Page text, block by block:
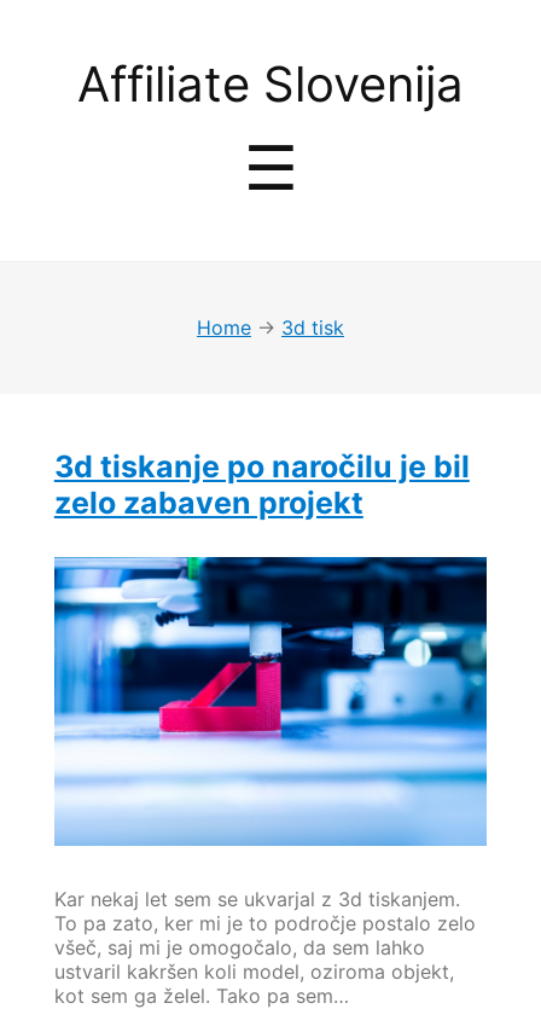
Affiliate
Slovenija
Affiliate Slovenija
☰
Home → 3d tisk
3d tiskanje po naročilu je bil
zelo zabaven projekt
Kar nekaj let sem se ukvarjal z 3d tiskanjem.
To pa zato, ker mi je to področje postalo zelo
všeč, saj mi je omogočalo, da sem lahko
ustvaril kakršen koli model, oziroma objekt,
kot sem ga želel. Tako pa sem…